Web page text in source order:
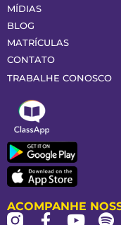
MÍDIAS
BLOG
MATRÍCULAS
CONTATO
TRABALHE CONOSCO
ACOMPANHE